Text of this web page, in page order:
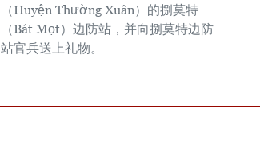
（Huyện Thường Xuân）的捌莫特
（Bát Mọt）边防站，并向捌莫特边防
站官兵送上礼物。